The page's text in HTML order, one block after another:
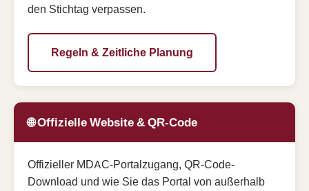
den Stichtag verpassen.
Regeln & Zeitliche Planung
🌐 Offizielle Website & QR-Code
Offizieller MDAC-Portalzugang, QR-Code-
Download und wie Sie das Portal von außerhalb